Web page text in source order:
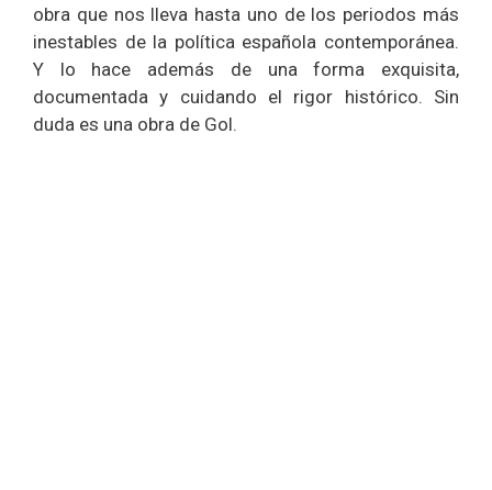
obra que nos lleva hasta uno de los periodos más
inestables de la política española contemporánea.
Y lo hace además de una forma exquisita,
documentada y cuidando el rigor histórico. Sin
duda es una obra de Gol.